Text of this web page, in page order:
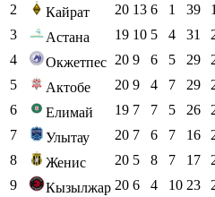
2 Кайрат 20 13 6 1 39
3
Астана 19 10 5 4 31
4
Окжетпес 20 9 6 5 29
5
Актобе 20 9 4 7 29
6
Елимай 19 7 7 5 26
7
Улытау 20 7 6 7 16
8
Женис 20 5 8 7 17
9
Кызылжар 20 6 4 10 23